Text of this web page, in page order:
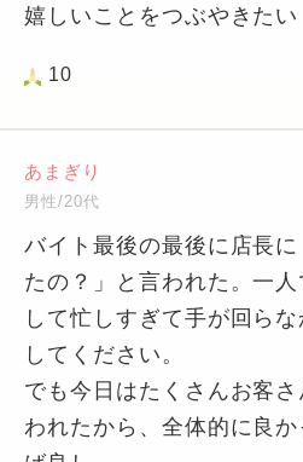
嬉しいことをつぶやきたい
10
あまぎり
男性/20代
バイト最後の最後に店長
たの？」と言われた。一
して忙しすぎて手が回ら
してください。
でも今日はたくさんお客
われたから、全体的に良